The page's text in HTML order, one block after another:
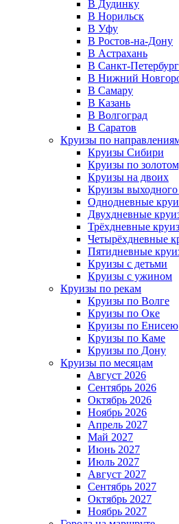
В Дудинку
В Норильск
В Уфу
В Ростов-на-Дону
В Астрахань
В Санкт-Петербург
В Нижний
В Самару
В Казань
В Волгоград
В Саратов
Круизы по
Круизы Сибири
Круизы по
Круизы на двоих
Круизы выходного
Однодневные
Двухдневные
Трёхдневные
Четырёхдневные
Пятидневные
Круизы с детьми
Круизы с ужином
Круизы по рекам
Круизы по Волге
Круизы по Оке
Круизы по Енисею
Круизы по Каме
Круизы по Дону
Круизы по месяцам
Август 2026
Сентябрь 2026
Октябрь 2026
Ноябрь 2026
Апрель 2027
Май 2027
Июнь 2027
Июль 2027
Август 2027
Сентябрь 2027
Октябрь 2027
Ноябрь 2027